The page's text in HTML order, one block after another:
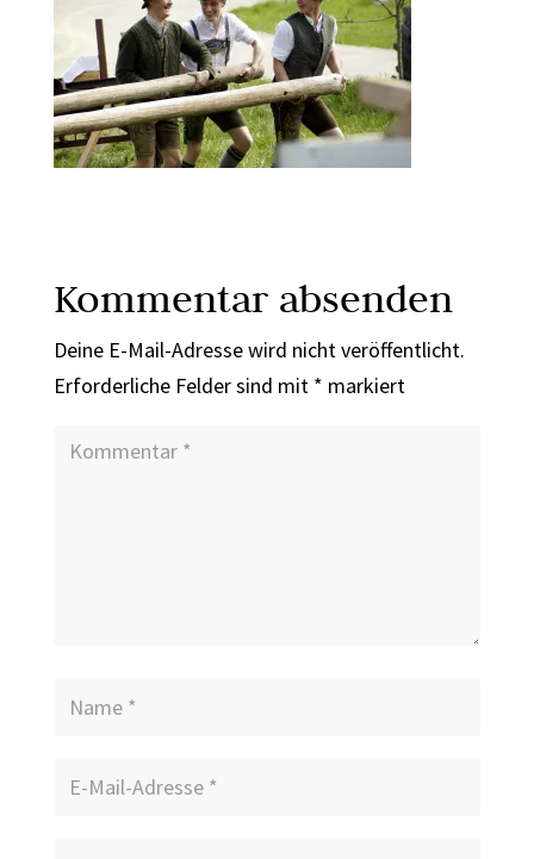
Kommentar absenden
Deine E-Mail-Adresse wird nicht veröffentlicht.
Erforderliche Felder sind mit * markiert